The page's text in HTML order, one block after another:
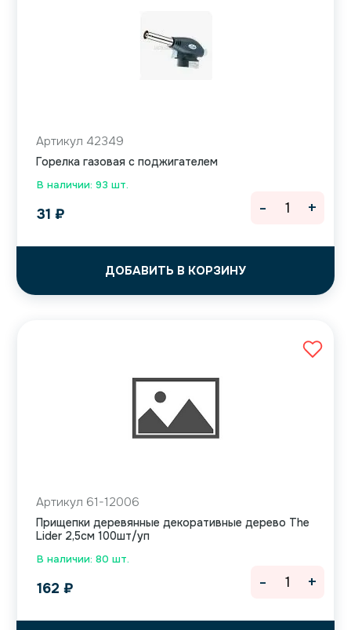
В наличии: 93 шт.
Артикул 42349
Горелка газовая с поджигателем
31 ₽
ДОБАВИТЬ В КОРЗИНУ
- +
В наличии: 80 шт.
Артикул 61-12006
Прищепки деревянные декоративные дерево The
Lider 2,5см 100шт/уп
162 ₽ - +